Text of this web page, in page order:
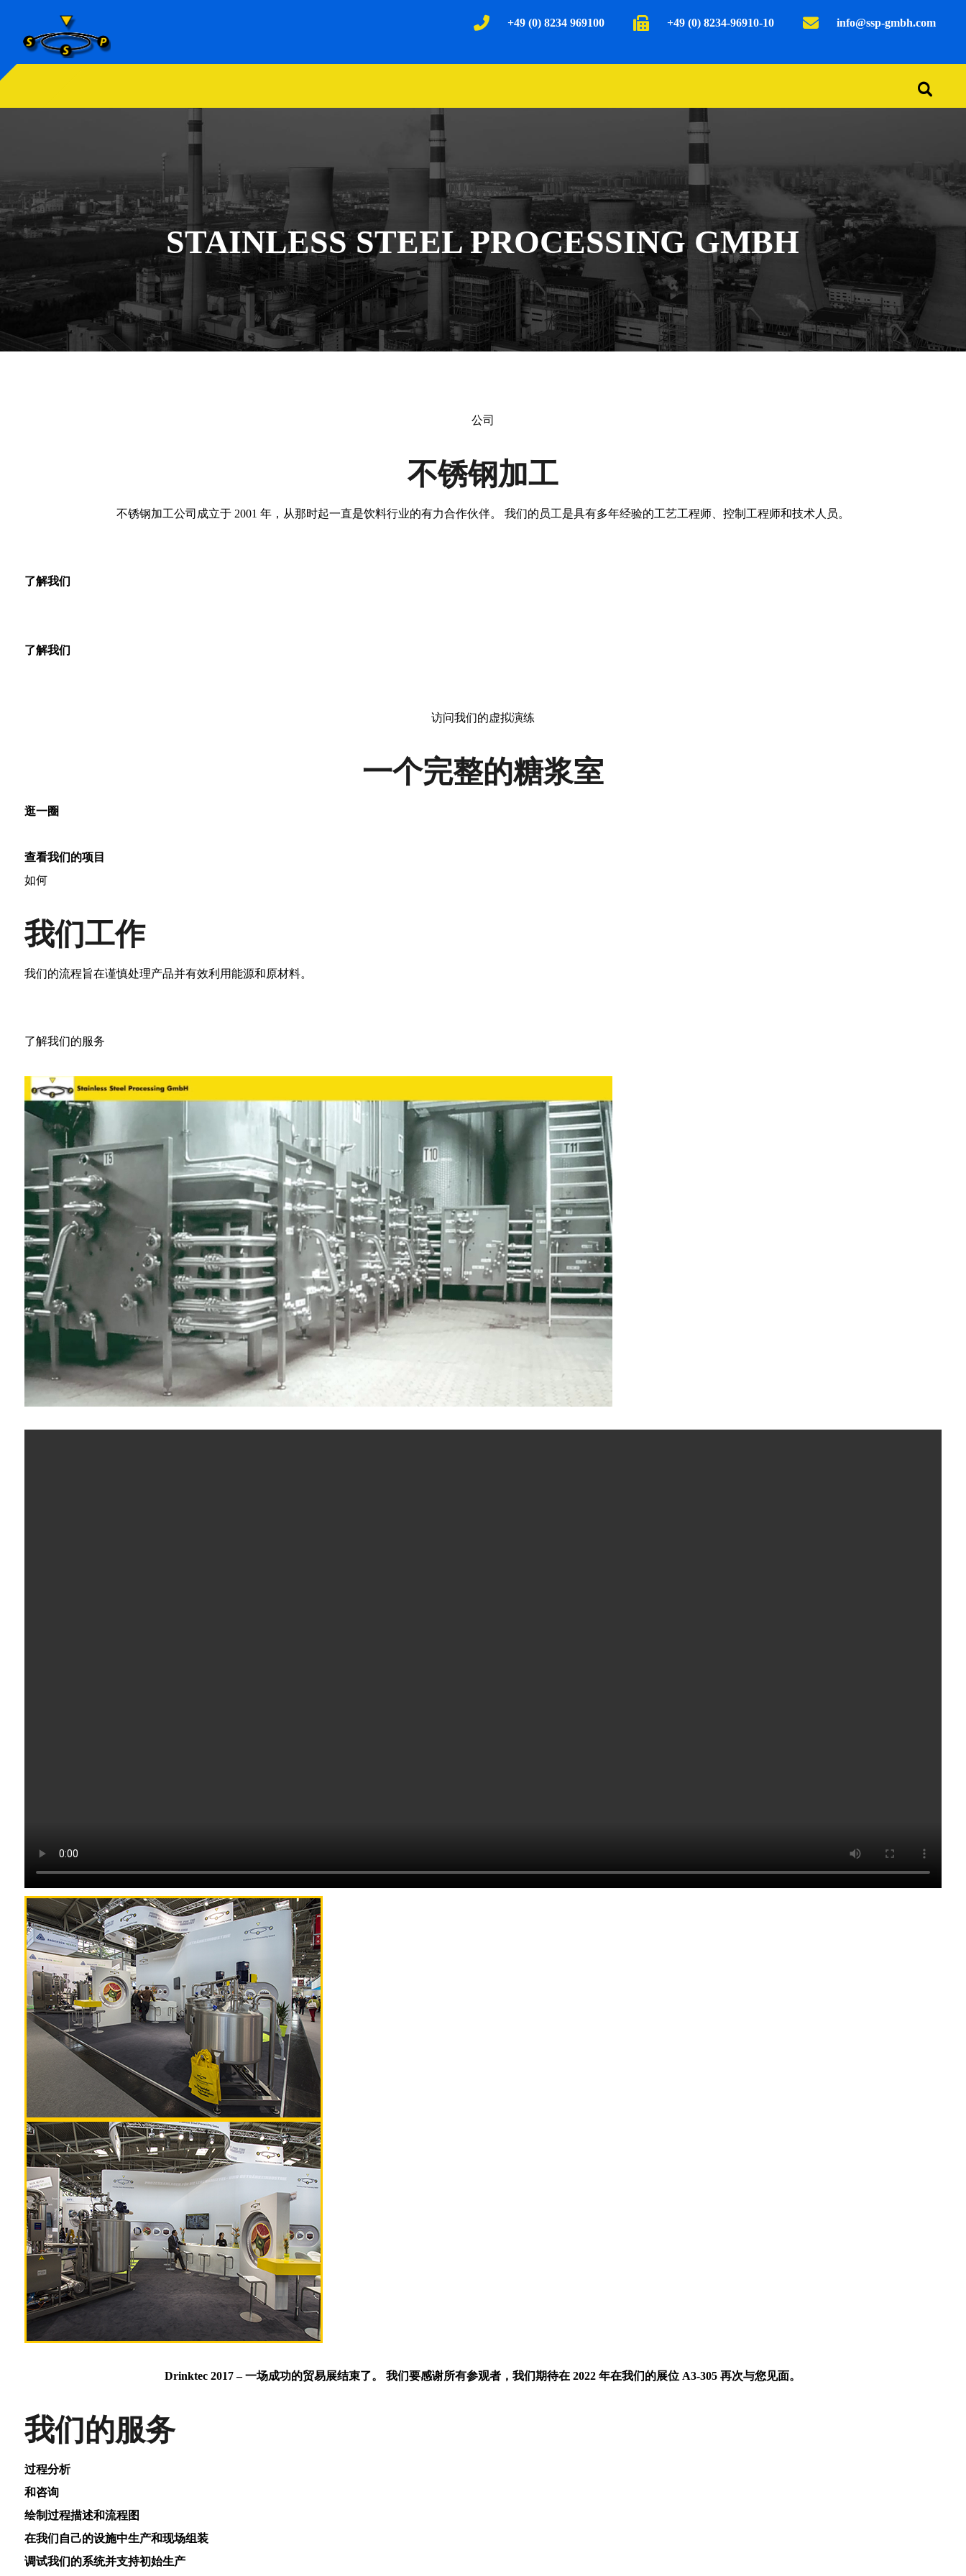
info@ssp-gmbh.com
+49 (0) 8234-96910-10
+49 (0) 8234 969100
STAINLESS STEEL PROCESSING GMBH
公司
不锈钢加工
不锈钢加工公司成立于 2001 年，从那时起一直是饮料行业的有力合作伙伴。 我们的员工是具有多年经验的工艺工程师、控制工程师和技术人员。
了解我们
了解我们
访问我们的虚拟演练
一个完整的糖浆室
逛一圈
查看我们的项目
如何
我们工作
我们的流程旨在谨慎处理产品并有效利用能源和原材料。
了解我们的服务
Drinktec 2017 – 一场成功的贸易展结束了。 我们要感谢所有参观者，我们期待在 2022 年在我们的展位 A3-305 再次与您见面。
我们的服务
过程分析
和咨询
绘制过程描述和流程图
在我们自己的设施中生产和现场组装
调试我们的系统并支持初始生产